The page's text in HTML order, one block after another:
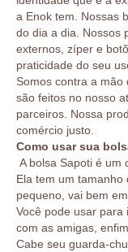
a Enok tem. Nossas
do dia a dia. Nossos
externos, zíper e
praticidade do seu
Somos contra a
são feitos no nosso
parceiros. Nossa
comércio justo.
Como usar sua
A bolsa Sapoti é um
Ela tem um
pequeno, vai bem
Você pode usar
com as amigas, enfim.
Cabe seu guarda-